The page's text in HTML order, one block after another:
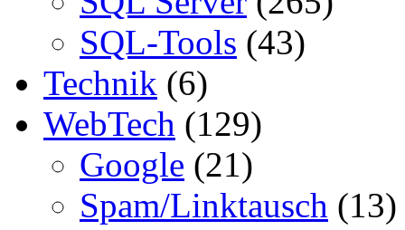
SQL-Tools (43)
Technik (6)
WebTech (129)
Google (21)
Spam/Linktausch (13)